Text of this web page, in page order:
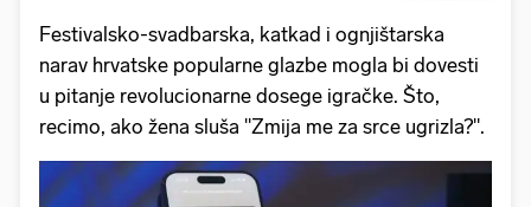
Festivalsko-svadbarska, katkad i ognjištarska
narav hrvatske popularne glazbe mogla bi dovesti
u pitanje revolucionarne dosege igračke. Što,
recimo, ako žena sluša "Zmija me za srce ugrizla?".